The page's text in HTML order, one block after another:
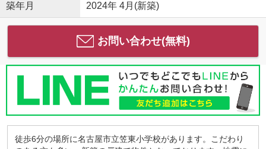
築年月 2024年 4月(新築)
お問い合わせ(無料)
徒歩6分の場所に名古屋市立笠東小学校があります。こだわり